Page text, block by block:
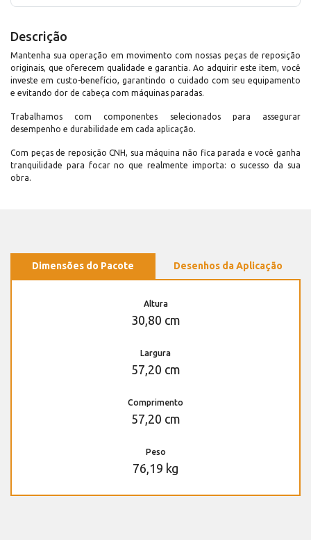
Descrição
Mantenha sua operação em movimento com nossas peças de reposição
originais, que oferecem qualidade e garantia. Ao adquirir este item, você
investe em custo-benefício, garantindo o cuidado com seu equipamento
e evitando dor de cabeça com máquinas paradas.
Trabalhamos com componentes selecionados para assegurar
desempenho e durabilidade em cada aplicação.
Com peças de reposição CNH, sua máquina não fica parada e você ganha
tranquilidade para focar no que realmente importa: o sucesso da sua
obra.
Dimensões do Pacote Desenhos da Aplicação
Altura
30,80 cm
Largura
57,20 cm
Comprimento
57,20 cm
Peso
76,19 kg